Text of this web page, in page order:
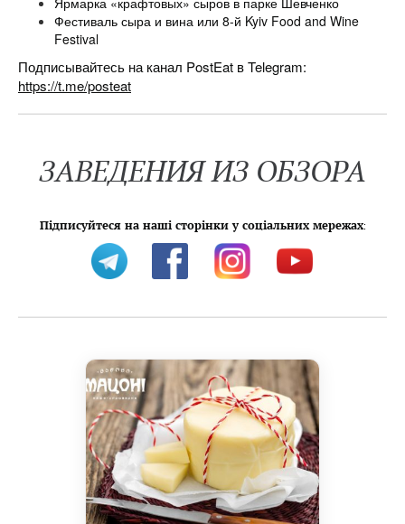
Фестиваль сыра и вина или 8-й Kyiv Food and Wine
Festival
Подписывайтесь на канал PostEat в Telegram:
https://t.me/posteat
ЗАВЕДЕНИЯ ИЗ ОБЗОРА
Підписуйтеся на наші сторінки у соціальних мережах: